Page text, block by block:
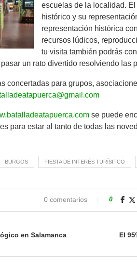
escuelas de la localidad.
histórico y su
representación histórica
recursos lúdicos,
tu visita también podrás
un rato divertido resolviendo las
concertadas para grupos,
se puede
para estar al tanto de todas las
BURGOS FIESTA DE INTERÉS TURÍSITCO
0 comentarios 0
en Salamanca
El